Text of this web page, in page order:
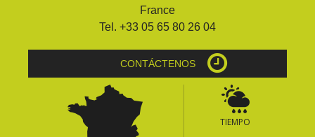
France
Tel. +33 05 65 80 26 04
CONTÁCTENOS
TIEMPO